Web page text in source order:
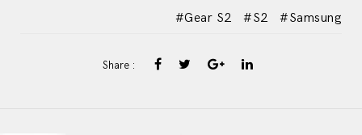
Gear S2 S2 Samsung
Share :